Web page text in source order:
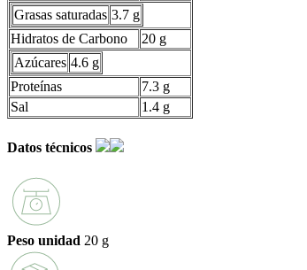
Grasas saturadas 3.7 g
Hidratos de Carbono
20 g
Azúcares 4.6 g
Proteínas
7.3 g
Sal
1.4 g
Datos técnicos
Peso unidad 20 g